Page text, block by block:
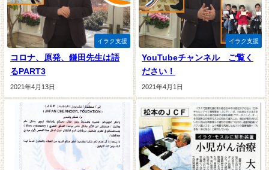
イラク支援
コロナ、原発、鎌田先生は語
るPART3
2021年4月13日
イラク支援
YouTubeチャンネル ご覧く
ださい！
2021年4月1日